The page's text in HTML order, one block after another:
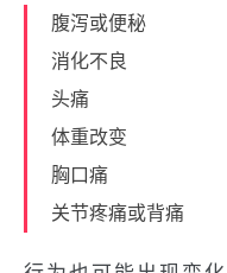
腹泻或便秘
消化不良
头痛
体重改变
胸口痛
关节疼痛或背痛